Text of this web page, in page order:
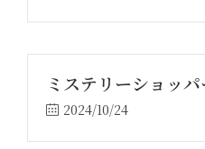
ミステリーショッ
2024/10/24